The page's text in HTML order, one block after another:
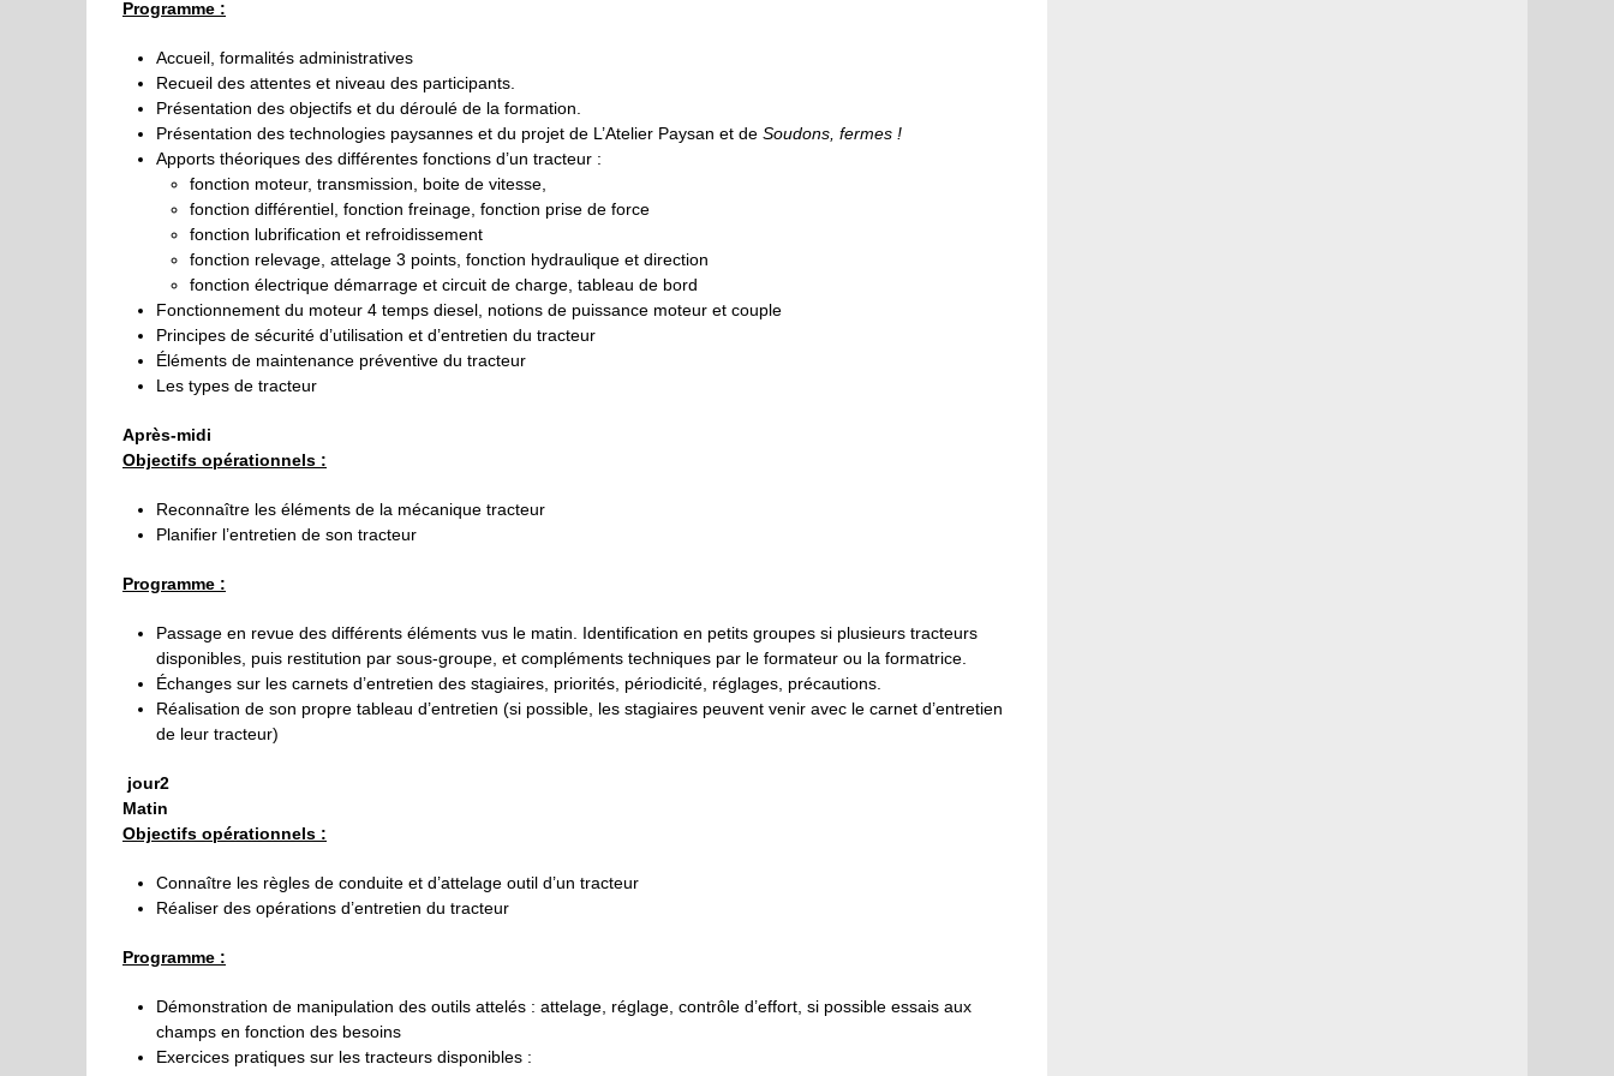
Programme :
Accueil, formalités administratives
Recueil des attentes et niveau des participants.
Présentation des objectifs et du déroulé de la formation.
Présentation des technologies paysannes et du projet de L’Atelier Paysan et deSoudons, fermes !
Apports théoriques des différentes fonctions d’un tracteur :
fonction moteur, transmission, boite de vitesse,
fonction différentiel, fonction freinage, fonction prise de force
fonction lubrification et refroidissement
fonction relevage, attelage 3 points, fonction hydraulique et direction
fonction électrique démarrage et circuit de charge, tableau de bord
Fonctionnement du moteur 4 temps diesel, notions de puissance moteur et couple
Principes de sécurité d’utilisation et d’entretien du tracteur
Éléments de maintenance préventive du tracteur
Les types de tracteur
Après-midi
Objectifs opérationnels :
Reconnaître les éléments de la mécanique tracteur
Planifier l’entretien de son tracteur
Programme :
Passage en revue des différents éléments vus le matin. Identification en petits groupes si plusieurs tracteurs
disponibles, puis restitution par sous-groupe, et compléments techniques par le formateur ou la formatrice.
Échanges sur les carnets d’entretien des stagiaires, priorités, périodicité, réglages, précautions.
Réalisation de son propre tableau d’entretien (si possible, les stagiaires peuvent venir avec le carnet d’entretien
de leur tracteur)
jour2
Matin
Objectifs opérationnels :
Connaître les règles de conduite et d’attelage outil d’un tracteur
Réaliser des opérations d’entretien du tracteur
Programme :
Démonstration de manipulation des outils attelés : attelage, réglage, contrôle d’effort, si possible essais aux
champs en fonction des besoins
Exercices pratiques sur les tracteurs disponibles :